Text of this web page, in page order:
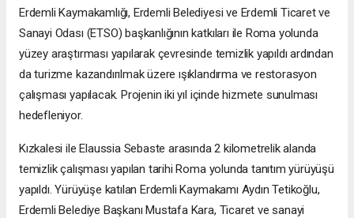
Erdemli Kaymakamlığı, Erdemli Belediyesi ve Erdemli Ticaret ve
Sanayi Odası (ETSO) başkanlığının katkıları ile Roma yolunda
yüzey araştırması yapılarak çevresinde temizlik yapıldı ardından
da turizme kazandırılmak üzere ışıklandırma ve restorasyon
çalışması yapılacak. Projenin iki yıl içinde hizmete sunulması
hedefleniyor.
Kızkalesi ile Elaussia Sebaste arasında 2 kilometrelik alanda
temizlik çalışması yapılan tarihi Roma yolunda tanıtım yürüyüşü
yapıldı. Yürüyüşe katılan Erdemli Kaymakamı Aydın Tetikoğlu,
Erdemli Belediye Başkanı Mustafa Kara, Ticaret ve sanayi